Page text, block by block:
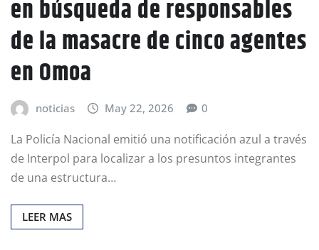
en búsqueda de responsables
de la masacre de cinco agentes
en Omoa
noticias May 22, 2026 0
La Policía Nacional emitió una notificación azul a través
de Interpol para localizar a los presuntos integrantes
de una estructura…
LEER MAS